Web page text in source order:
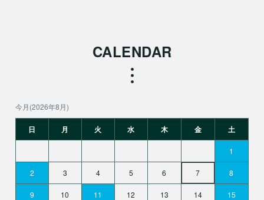
CALENDAR
今月(2026年8月)
日 月 火 水 木 金 土
1
2 3 4 5 6 7 8
9 10 11 12 13 14 15